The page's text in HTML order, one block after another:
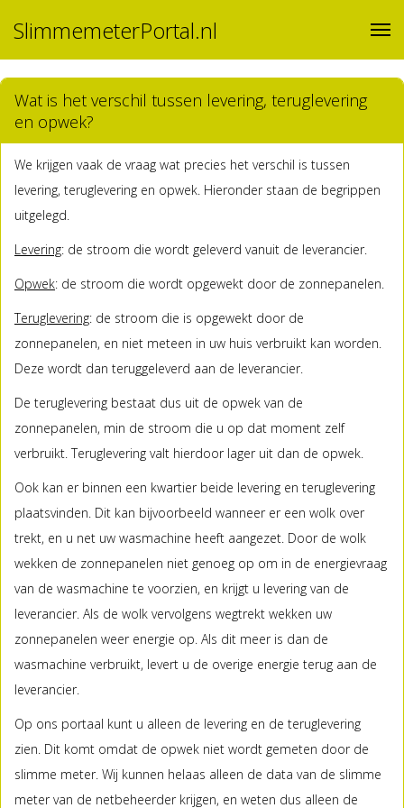
SlimmemeterPortal.nl
Wat is het verschil tussen levering, teruglevering
en opwek?
We krijgen vaak de vraag wat precies het verschil is tussen
levering, teruglevering en opwek. Hieronder staan de begrippen
uitgelegd.
Levering: de stroom die wordt geleverd vanuit de leverancier.
Opwek: de stroom die wordt opgewekt door de zonnepanelen.
Teruglevering: de stroom die is opgewekt door de
zonnepanelen, en niet meteen in uw huis verbruikt kan worden.
Deze wordt dan teruggeleverd aan de leverancier.
De teruglevering bestaat dus uit de opwek van de
zonnepanelen, min de stroom die u op dat moment zelf
verbruikt. Teruglevering valt hierdoor lager uit dan de opwek.
Ook kan er binnen een kwartier beide levering en teruglevering
plaatsvinden. Dit kan bijvoorbeeld wanneer er een wolk over
trekt, en u net uw wasmachine heeft aangezet. Door de wolk
wekken de zonnepanelen niet genoeg op om in de energievraag
van de wasmachine te voorzien, en krijgt u levering van de
leverancier. Als de wolk vervolgens wegtrekt wekken uw
zonnepanelen weer energie op. Als dit meer is dan de
wasmachine verbruikt, levert u de overige energie terug aan de
leverancier.
Op ons portaal kunt u alleen de levering en de teruglevering
zien. Dit komt omdat de opwek niet wordt gemeten door de
slimme meter. Wij kunnen helaas alleen de data van de slimme
meter van de netbeheerder krijgen, en weten dus alleen de